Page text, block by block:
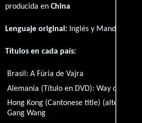
producida en China
Lenguaje original: Inglés y Mandarín
Títulos en cada país:
Brasil:A Fúria de Vajra
Alemania (Título en DVD):Way of the
Hong Kong (Cantonese title)
Gang Wang